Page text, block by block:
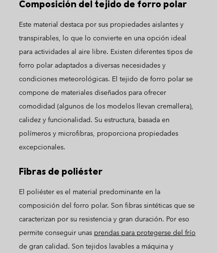
Composición del tejido de forro polar
Este material destaca por sus propiedades aislantes y
transpirables, lo que lo convierte en una opción ideal
para actividades al aire libre. Existen diferentes tipos de
forro polar adaptados a diversas necesidades y
condiciones meteorológicas. El tejido de forro polar se
compone de materiales diseñados para ofrecer
comodidad (algunos de los modelos llevan cremallera),
calidez y funcionalidad. Su estructura, basada en
polímeros y microfibras, proporciona propiedades
excepcionales.
Fibras de poliéster
El poliéster es el material predominante en la
composición del forro polar. Son fibras sintéticas que se
caracterizan por su resistencia y gran duración. Por eso
permite conseguir unas prendas para protegerse del frío
de gran calidad. Son tejidos lavables a máquina y